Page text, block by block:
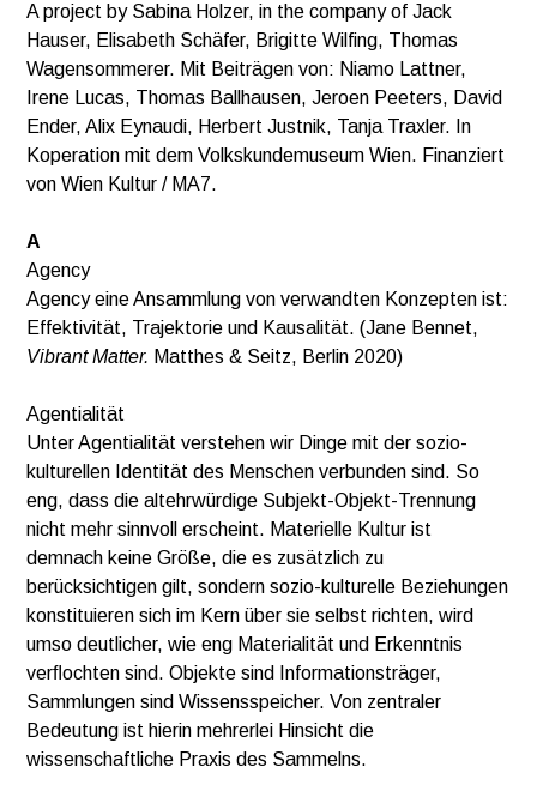
A project by Sabina Holzer, in the company of Jack
Hauser, Elisabeth Schäfer, Brigitte Wilfing, Thomas
Wagensommerer. Mit Beiträgen von: Niamo Lattner,
Irene Lucas, Thomas Ballhausen, Jeroen Peeters, David
Ender, Alix Eynaudi, Herbert Justnik, Tanja Traxler. In
Koperation mit dem Volkskundemuseum Wien. Finanziert
von Wien Kultur / MA7.
A
Agency
Agency eine Ansammlung von verwandten Konzepten ist:
Effektivität, Trajektorie und Kausalität. (Jane Bennet,
Vibrant Matter. Matthes & Seitz, Berlin 2020)
Agentialität
Unter Agentialität verstehen wir Dinge mit der sozio-
kulturellen Identität des Menschen verbunden sind. So
eng, dass die altehrwürdige Subjekt-Objekt-Trennung
nicht mehr sinnvoll erscheint. Materielle Kultur ist
demnach keine Größe, die es zusätzlich zu
berücksichtigen gilt, sondern sozio-kulturelle Beziehungen
konstituieren sich im Kern über sie selbst richten, wird
umso deutlicher, wie eng Materialität und Erkenntnis
verﬂochten sind. Objekte sind Informationsträger,
Sammlungen sind Wissensspeicher. Von zentraler
Bedeutung ist hierin mehrerlei Hinsicht die
wissenschaftliche Praxis des Sammelns.